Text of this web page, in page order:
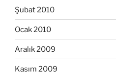
Şubat 2010
Ocak 2010
Aralık 2009
Kasım 2009